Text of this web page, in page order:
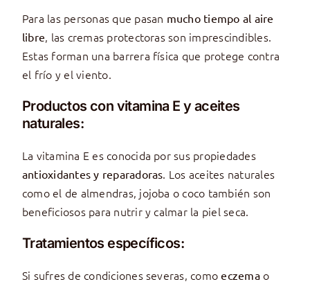
Para las personas que pasan mucho tiempo al aire
libre, las cremas protectoras son imprescindibles.
Estas forman una barrera física que protege contra
el frío y el viento.
Productos con vitamina E y aceites
naturales:
La vitamina E es conocida por sus propiedades
antioxidantes y reparadoras. Los aceites naturales
como el de almendras, jojoba o coco también son
beneficiosos para nutrir y calmar la piel seca.
Tratamientos específicos:
Si sufres de condiciones severas, comoeczemao